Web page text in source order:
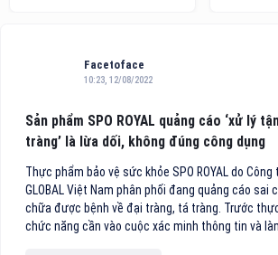
Facetoface
10:23, 12/08/2022
Sản phẩm SPO ROYAL quảng cáo ‘xử lý
tràng’ là lừa dối, không đúng công dụng
Thực phẩm bảo vệ sức khỏe SPO ROYAL do Công
GLOBAL Việt Nam phân phối đang quảng cáo sai
chữa được bệnh về đại tràng, tá tràng. Trước
chức năng cần vào cuộc xác minh thông tin và